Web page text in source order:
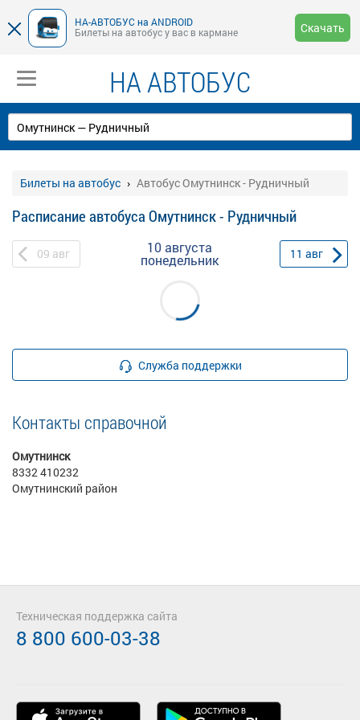
НА-АВТОБУС на ANDROID
Билеты на автобус у вас в кармане
Скачать
НА АВТОБУС
Билеты на автобус Автобус Омутнинск - Рудничный
Расписание автобуса Омутнинск - Рудничный
09 авг 10 августа
понедельник 11 авг
Служба поддержки
Контакты справочной
Омутнинск
8332 410232
Омутнинский район
Техническая поддержка сайта
8 800 600-03-38